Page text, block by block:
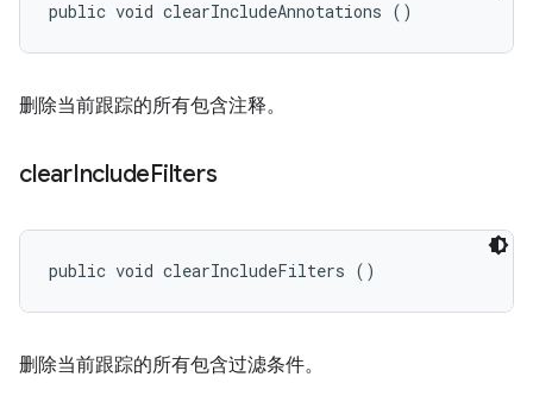
public void clearIncludeAnnotations ()
删除当前跟踪的所有包含注释。
clearIncludeFilters
public void clearIncludeFilters ()
删除当前跟踪的所有包含过滤条件。